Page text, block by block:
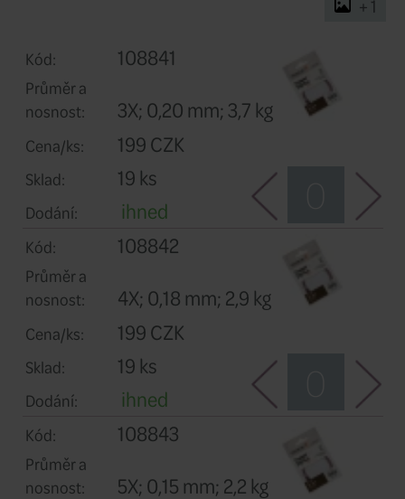
108841
Průměr a
nosnost:
3X; 0,20 mm; 3,7 kg
Cena/ks: 199 CZK
Sklad: 19 ks